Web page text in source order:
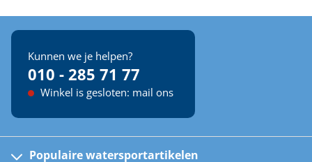
Kunnen we je helpen?
010 - 285 71 77
Winkel is gesloten: mail ons
Populaire watersportartikelen